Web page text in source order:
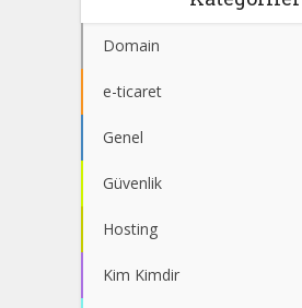
Domain
e-ticaret
Genel
Güvenlik
Hosting
Kim Kimdir